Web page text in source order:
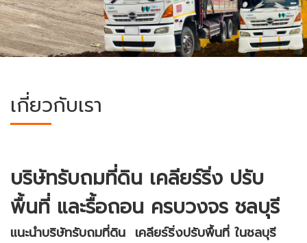
เกี่ยวกับเรา
บริษัทรับถมที่ดิน เคลียร์ริ่ง ปรับ
พื้นที่ และรื้อถอน ครบวงจร ชลบุรี
แนะนำบริษัทรับถมที่ดิน เคลียร์ริ่งปรับพื้นที่ ในชลบุรี